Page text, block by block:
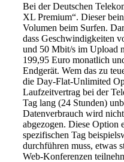
Bei der Deutschen
XL Premium“. Dieser
Volumen beim Surfen.
dass Geschwindigkeiten
und 50 Mbit/s im Upload
199,95 Euro monatlich
Endgerät. Wem das zu
die Day-Flat-Unlimited
Laufzeitvertrag bei der
Tag lang (24 Stunden)
Datenverbrauch wird
abgezogen. Diese Option
spezifischen Tag
durchführen muss, etwas
Web-Konferenzen